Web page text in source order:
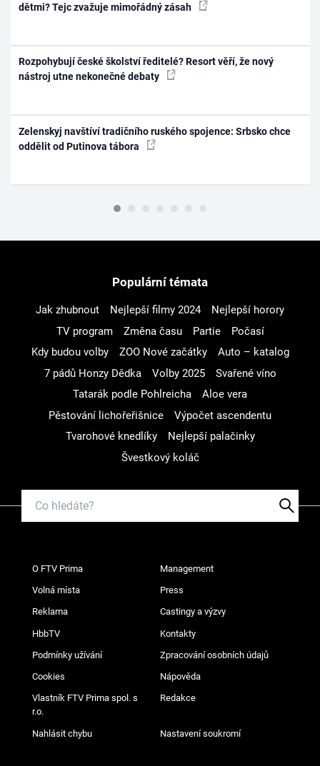
dětmi? Tejc zvažuje mimořádný zásah
Rozpohybují české školství ředitelé? Resort věří, že nový
nástroj utne nekonečné debaty
Zelenskyj navštíví tradičního ruského spojence: Srbsko chce
oddělit od Putinova tábora
Populární témata
Jak zhubnout Nejlepší filmy 2024
Nejlepší horory
TV program
Změna času Partie
Počasí
Kdy budou volby
ZOO Nové začátky
Auto – katalog
7 pádů Honzy Dědka
Volby 2025
Svařené víno
Tatarák podle Pohlreicha
Aloe vera
Pěstování lichořeřišnice
Výpočet ascendentu
Tvarohové knedlíky
Nejlepší palačinky
Švestkový koláč
O FTV Prima Management
Volná místa Press
Reklama Castingy a výzvy
HbbTV Kontakty
Podmínky užívání Zpracování osobních údajů
Cookies Nápověda
Vlastník FTV Prima spol. s
r.o.
Redakce
Nahlásit chybu Nastavení soukromí